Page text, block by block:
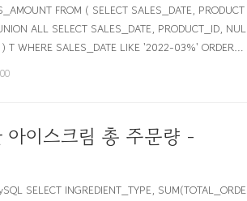
FROM ( SELECT SALES_DATE, PRODUCT
ALL SELECT SALES_DATE, PRODUCT_ID, NUL
T WHERE SALES_DATE LIKE '2022-03%' ORDER B
이스크림 총 주문량 -
SELECT INGREDIENT_TYPE, SUM(TOTAL_ORDE